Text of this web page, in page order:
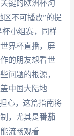
键的欧洲杯淘
区不可播放”的提
小组赛，同样
界杯直播，屏
的朋友想看世
问题的根源，
中国大陆地
心，这篇指南将
，尤其是番茄
流畅观看